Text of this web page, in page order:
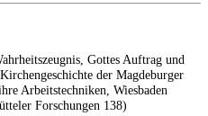
Gottes Auftrag und
der Magdeburger
Arbeitstechniken, Wiesbaden
Forschungen 138)